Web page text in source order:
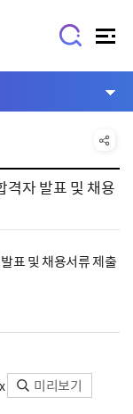
자 발표 및 채용
표 및 채용서류 제출
미리보기